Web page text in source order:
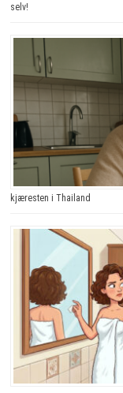
selv!
kjæresten i Thailand